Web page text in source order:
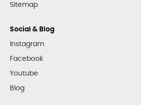
Sitemap
Social & Blog
Instagram
Facebook
Youtube
Blog